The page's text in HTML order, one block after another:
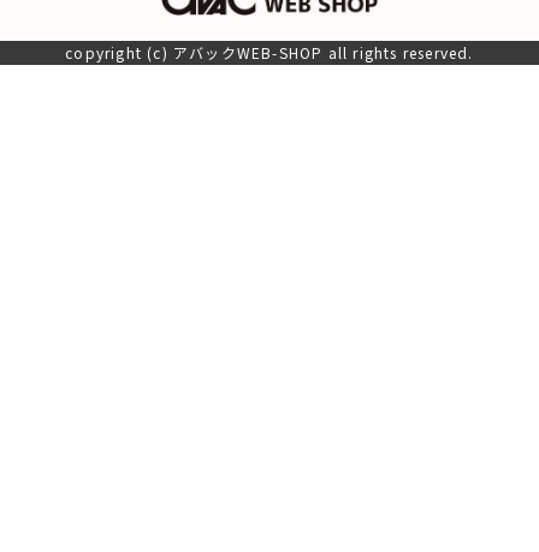
copyright (c) アバックWEB-SHOP all rights reserved.